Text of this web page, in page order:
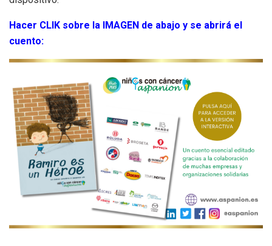
Hacer CLIK sobre la IMAGEN de abajo y se abrirá el
cuento: